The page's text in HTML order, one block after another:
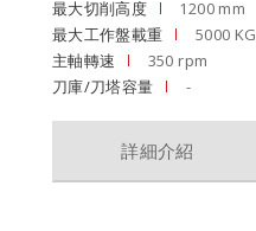
最大切削高度
1200 mm
最大工作盤載重
5000 KG
主軸轉速
350 rpm
刀庫/刀塔容量
-
詳細介紹